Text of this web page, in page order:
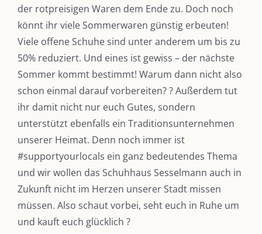
der rotpreisigen Waren dem Ende zu. Doch noch
könnt ihr viele Sommerwaren günstig erbeuten!
Viele offene Schuhe sind unter anderem um bis zu
50% reduziert. Und eines ist gewiss – der nächste
Sommer kommt bestimmt! Warum dann nicht also
schon einmal darauf vorbereiten??Außerdem tut
ihr damit nicht nur euch Gutes, sondern
unterstützt ebenfalls ein Traditionsunternehmen
unserer Heimat. Denn noch immer ist
#supportyourlocals ein ganz bedeutendes Thema
und wir wollen das Schuhhaus Sesselmann auch in
Zukunft nicht im Herzen unserer Stadt missen
müssen. Also schaut vorbei, seht euch in Ruhe um
und kauft euch glücklich ?
DIE KULMBLOGGERA
Kulmbloggera